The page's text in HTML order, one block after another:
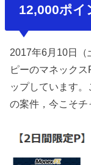
12,000ポイ
2017年6月10日（
ピーのマネック
ップしています
の案件，今こそチ